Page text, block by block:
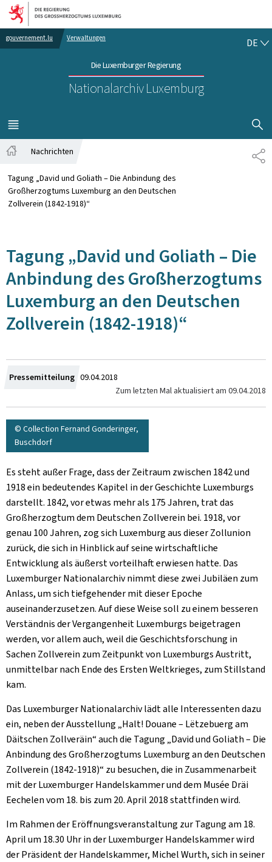
Zur Hauptnavigation
Zum Inhalt
gouvernement.lu Verwaltungen
Die Luxemburger Regierung
Nationalarchiv Luxemburg
DE
MENÜ
HAUPT-
Nachrichten
Tagung „David und Goliath – Die Anbindung des
Großherzogtums Luxemburg an den Deutschen
Zollverein (1842-1918)“
Tagung „David und Goliath – Die
Anbindung des Großherzogtums
Luxemburg an den Deutschen
Zollverein (1842-1918)“
Pressemitteilung Zum
09.04.2018
Zum letzten Mal aktualisiert am 09.04.2018
© Collection Fernand Gonderinger,
Buschdorf
Es steht außer Frage, dass der Zeitraum zwischen 1842 und
1918 ein bedeutendes Kapitel in der Geschichte Luxemburgs
darstellt. 1842, vor etwas mehr als 175 Jahren, trat das
Großherzogtum dem Deutschen Zollverein bei. 1918, vor
genau 100 Jahren, zog sich Luxemburg aus dieser Zollunion
zurück, die sich in Hinblick auf seine wirtschaftliche
Entwicklung als äußerst vorteilhaft erwiesen hatte. Das
Luxemburger Nationalarchiv nimmt diese zwei Jubiläen zum
Anlass, um sich tiefgehender mit dieser Epoche
auseinanderzusetzen. Auf diese Weise soll zu einem besseren
Verständnis der Vergangenheit Luxemburgs beigetragen
werden, vor allem auch, weil die Geschichtsforschung in
Sachen Zollverein zum Zeitpunkt von Luxemburgs Austritt,
unmittelbar nach Ende des Ersten Weltkrieges, zum Stillstand
kam.
Das Luxemburger Nationalarchiv lädt alle Interessenten dazu
ein, neben der Ausstellung „Halt! Douane – Lëtzebuerg am
Däitschen Zollveräin“ auch die Tagung „David und Goliath – Die
Anbindung des Großherzogtums Luxemburg an den Deutschen
Zollverein (1842-1918)“ zu besuchen, die in Zusammenarbeit
mit der Luxemburger Handelskammer und dem Musée Dräi
Eechelen vom 18. bis zum 20. April 2018 stattfinden wird.
Im Rahmen der Eröffnungsveranstaltung zur Tagung am 18.
April um 18.30 Uhr in der Luxemburger Handelskammer wird
der Präsident der Handelskammer, Michel Wurth, sich in seiner